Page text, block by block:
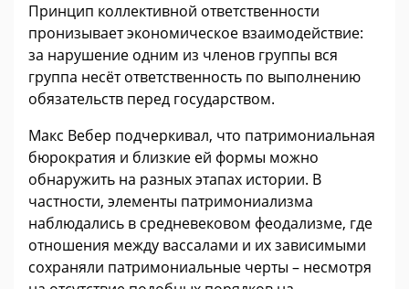
Принцип коллективной ответственности
пронизывает экономическое взаимодействие:
за нарушение одним из членов группы вся
группа несёт ответственность по выполнению
обязательств перед государством.
Макс Вебер подчеркивал, что патримониальная
бюрократия и близкие ей формы можно
обнаружить на разных этапах истории. В
частности, элементы патримониализма
наблюдались в средневековом феодализме, где
отношения между вассалами и их зависимыми
сохраняли патримониальные черты – несмотря